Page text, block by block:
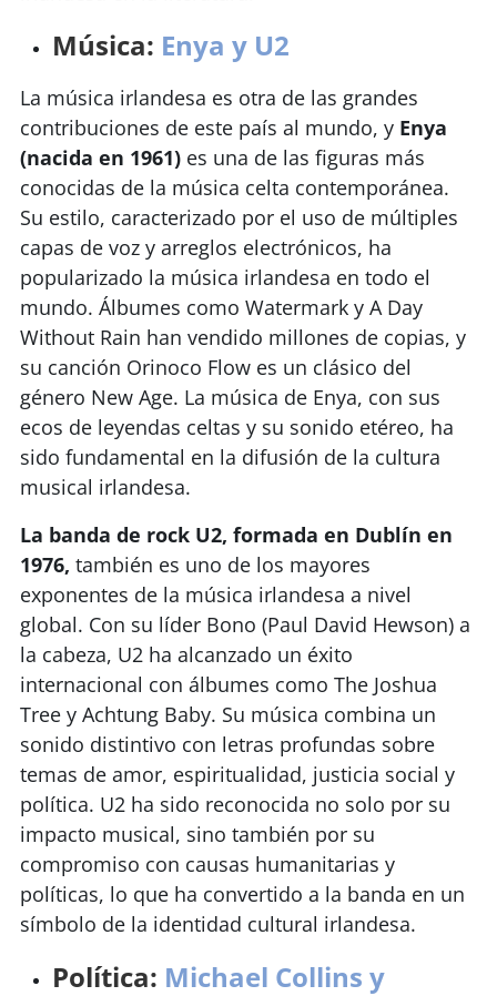
Música: Enya y U2
La música irlandesa es otra de las grandes
contribuciones de este país al mundo, y Enya
(nacida en 1961) es una de las figuras más
conocidas de la música celta contemporánea.
Su estilo, caracterizado por el uso de múltiples
capas de voz y arreglos electrónicos, ha
popularizado la música irlandesa en todo el
mundo. Álbumes como Watermark y A Day
Without Rain han vendido millones de copias, y
su canción Orinoco Flow es un clásico del
género New Age. La música de Enya, con sus
ecos de leyendas celtas y su sonido etéreo, ha
sido fundamental en la difusión de la cultura
musical irlandesa.
La banda de rock U2, formada en Dublín en
1976, también es uno de los mayores
exponentes de la música irlandesa a nivel
global. Con su líder Bono (Paul David Hewson) a
la cabeza, U2 ha alcanzado un éxito
internacional con álbumes como The Joshua
Tree y Achtung Baby. Su música combina un
sonido distintivo con letras profundas sobre
temas de amor, espiritualidad, justicia social y
política. U2 ha sido reconocida no solo por su
impacto musical, sino también por su
compromiso con causas humanitarias y
políticas, lo que ha convertido a la banda en un
símbolo de la identidad cultural irlandesa.
Política: Michael Collins y